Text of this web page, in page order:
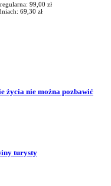
99,00 zł
69,30 zł
życia nie można pozbawić
turysty